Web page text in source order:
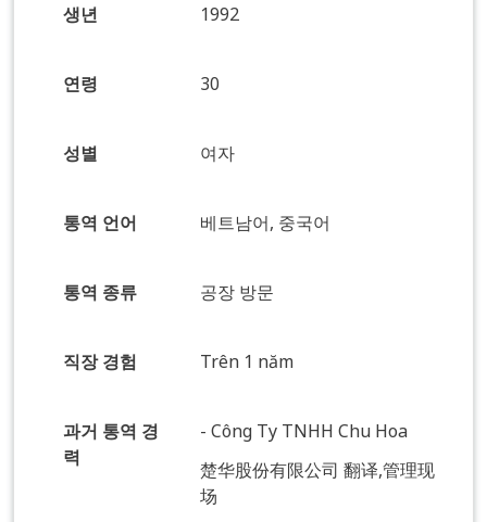
생년 1992
연령 30
성별 여자
통역 언어 베트남어, 중국어
통역 종류 공장 방문
직장 경험 Trên 1 năm
과거 통역 경
력
- Công Ty TNHH Chu Hoa
楚华股份有限公司 翻译,管理现
场